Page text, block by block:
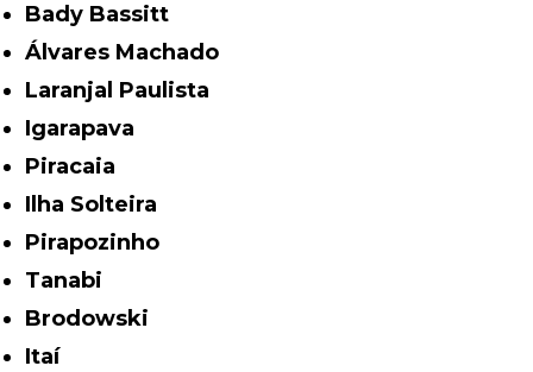
Bady Bassitt
Álvares Machado
Laranjal Paulista
Igarapava
Piracaia
Ilha Solteira
Pirapozinho
Tanabi
Brodowski
Itaí